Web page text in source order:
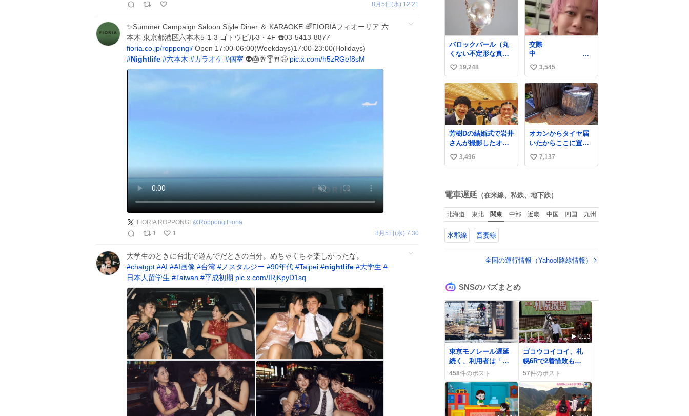
8月5日(水) 12:21
✨Summer Campaign Saloon Style Diner ＆ KARAOKE 🌈FIORIAフィオーリア 六
本木 東京都港区六本木5-1-3 ゴトウビル3・4F ☎️03-5413-8877
fioria.co.jp/roppongi/ Open 17:00-06:00(Weekdays)17:00-23:00(Holidays)
#Nightlife #六本木 #カラオケ #個室 👽🎂🥂🍸🍴😉 pic.x.com/h5zRGef8sM
FIORIA ROPPONGI @ RoppongiFioria
1
1 8月5日(水) 7:30
大学生のときに台北で遊んでだときの自分。めちゃくちゃ楽しかったな。
#chatgpt #AI #AI画像 #台湾 # ノスタルジー #90年代 #Taipei #nightlife #大学生 #
日本人留学生 #Taiwan #平成初期 pic.x.com/IRjKpyD1sq
ね
数
バロックパール（丸
くない不定形な真
珠）を溶けたアイス
や飴玉、雲、アヒル
に見立ててジュエリ
ーデザイナー、Ben
Choi 蔡俊文さんの作
品。
instagram.com/bcjo
aillerie/
い
い
ね
数
19,248
交際
中
結婚して5年
い
い
ね
数
3,545
芳樹Dの結婚式で岩井
さんが撮影したオー
ドリーの写真が本当
好きなのよね。確か3
さんがウェイターに
ハイボールを懇願し
ている所じゃなかっ
たかな
い
数
3,496
オカンからタイヤ届
いたからここに置い
といたって写真送ら
れてきたけど明らか
い
数
7,137
電車遅延 （在来線、私鉄、地下鉄）
北海道 東北 関東 中部 近畿 中国 四国 九州
水郡線 吾妻線
全国の運行情報（Yahoo!路線情報）
SNSのバズまとめ
東京モノレール遅延
続く、利用者は「時
間ロス」やタクシー
乗換えで困惑の声
458件のポスト
0:13
ゴコウコイコイ、札
幌6Rで2着惜敗もフ
ァンの応援が熱く
「がんばれ」期待の
声も
57件のポスト